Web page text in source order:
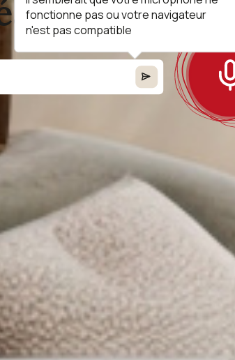
!
fonctionne pas ou votre navigateur
n'est pas compatible